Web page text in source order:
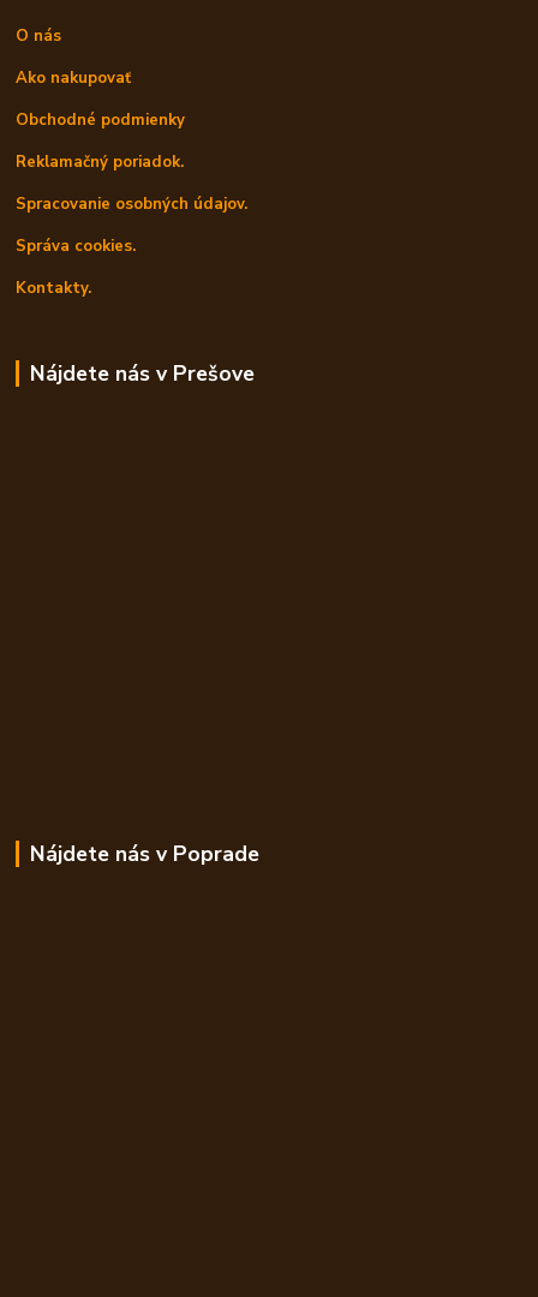
O nás
Ako nakupovať
Obchodné podmienky
Reklamačný poriadok.
Spracovanie osobných údajov.
Správa cookies.
Kontakty.
Nájdete nás v Prešove
Nájdete nás v Poprade